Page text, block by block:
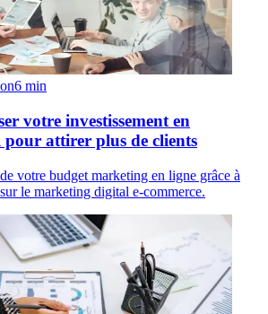
6 min
votre investissement en
attirer plus de clients
votre budget marketing en ligne grâce à
le marketing digital e-commerce.